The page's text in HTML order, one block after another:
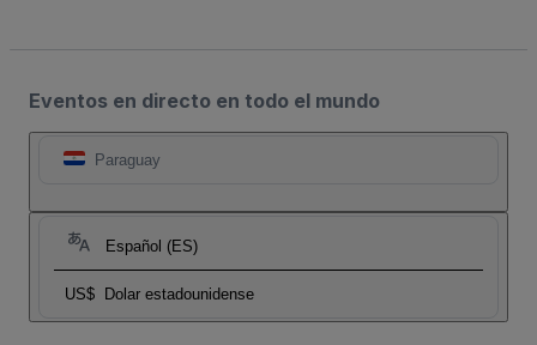
Eventos en directo en todo el mundo
Paraguay
Español (ES)
US$ Dolar estadounidense